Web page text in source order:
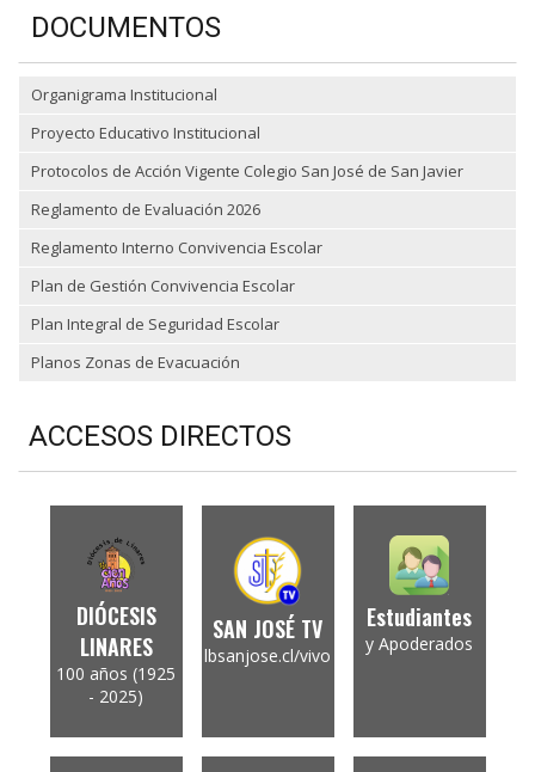
DOCUMENTOS
Organigrama Institucional
Proyecto Educativo Institucional
Protocolos de Acción Vigente Colegio San José de San Javier
Reglamento de Evaluación 2026
Reglamento Interno Convivencia Escolar
Plan de Gestión Convivencia Escolar
Plan Integral de Seguridad Escolar
Planos Zonas de Evacuación
ACCESOS DIRECTOS
DIÓCESIS
LINARES
100 años (1925
- 2025)
SAN JOSÉ TV
lbsanjose.cl/vivo
Estudiantes
y Apoderados